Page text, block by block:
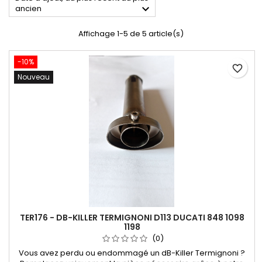
ancien

Affichage 1-5 de 5 article(s)
-10%
Nouveau
TER176 - DB-KILLER TERMIGNONI D113 DUCATI 848 1098
1198
(0)
Vous avez perdu ou endommagé un dB-Killer Termignoni ?
favorite_border